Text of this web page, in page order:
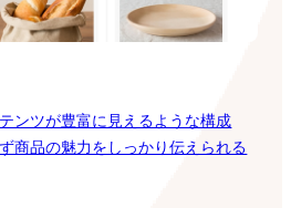
ンツが豊富に見えるような構成
商品の魅力をしっかり伝えられる